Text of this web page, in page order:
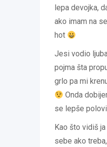
lepa devojka,
ako imam na
hot
Jesi vodio
pojma šta
grlo pa mi
Onda
se lepše
Kao što vidiš
sebe ako